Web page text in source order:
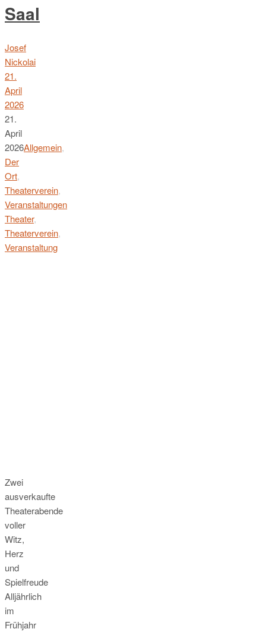
Saal
Josef
Nickolai
21.
April
2026
21.
April
2026Allgemein,
Der
Ort,
Theaterverein,
Veranstaltungen
Theater,
Theaterverein,
Veranstaltung
Zwei
ausverkaufte
Theaterabende
voller
Witz,
Herz
und
Spielfreude
Alljährlich
im
Frühjahr